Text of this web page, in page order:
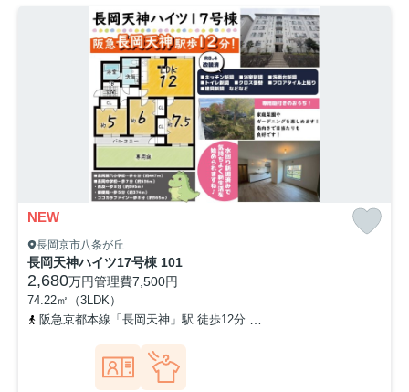
NEW
長岡京市八条が丘
長岡天神ハイツ17号棟 101
2,680万円管理費7,500円
74.22㎡（3LDK）
阪急京都本線「長岡天神」駅 徒歩12分